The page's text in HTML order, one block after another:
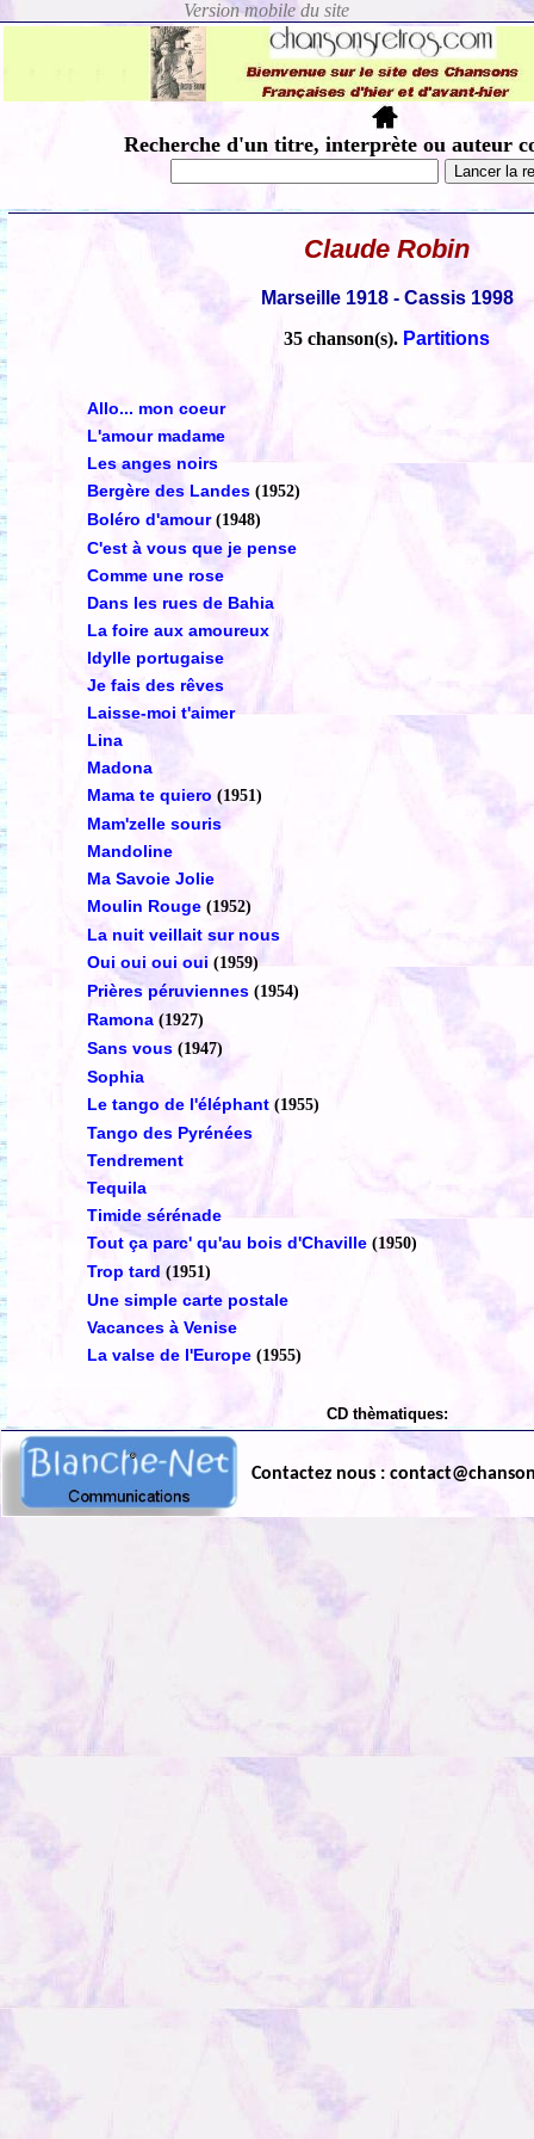
Recherche d'un titre, interprète ou auteur
Claude Robin
Marseille 1918 - Cassis 1998
35 chanson(s). Partitions
Allo... mon coeur
L'amour madame
Les anges noirs
Bergère des Landes (1952)
Boléro d'amour (1948)
C'est à vous que je pense
Comme une rose
Dans les rues de Bahia
La foire aux amoureux
Idylle portugaise
Je fais des rêves
Laisse-moi t'aimer
Lina
Madona
Mama te quiero (1951)
Mam'zelle souris
Mandoline
Ma Savoie Jolie
Moulin Rouge (1952)
La nuit veillait sur nous
Oui oui oui oui (1959)
Prières péruviennes (1954)
Ramona (1927)
Sans vous (1947)
Sophia
Le tango de l'éléphant (1955)
Tango des Pyrénées
Tendrement
Tequila
Timide sérénade
Tout ça parc' qu'au bois d'Chaville (1950)
Trop tard (1951)
Une simple carte postale
Vacances à Venise
La valse de l'Europe (1955)
CD thèmatiques:
Contactez nous :